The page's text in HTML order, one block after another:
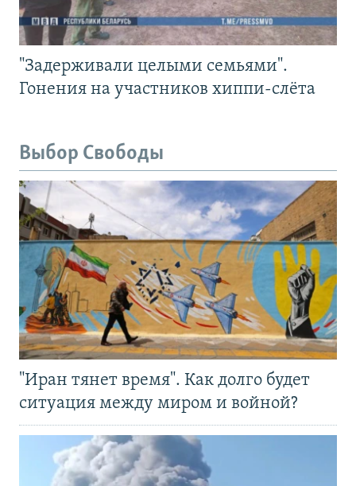
"Задерживали целыми семьями".
Гонения на участников хиппи-слёта
Выбор Свободы
"Иран тянет время". Как долго будет
ситуация между миром и войной?